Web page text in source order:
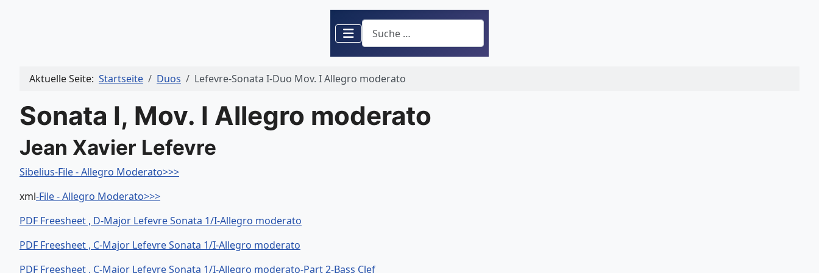
Suchen
Aktuelle Seite: Startseite Duos Lefevre-Sonata I-Duo Mov. I Allegro moderato
Sonata I, Mov. I Allegro moderato
Jean Xavier Lefevre
Sibelius-File - Allegro Moderato>>>
xml-File - Allegro Moderato>>>
PDF Freesheet , D-Major Lefevre Sonata 1/I-Allegro moderato
PDF Freesheet , C-Major Lefevre Sonata 1/I-Allegro moderato
PDF Freesheet , C-Major Lefevre Sonata 1/I-Allegro moderato-Part 2-Bass Clef